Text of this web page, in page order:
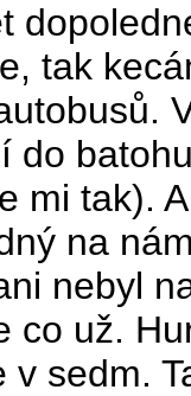
tak
do
mi tak).
na
nebyl
co už.
v sedm.